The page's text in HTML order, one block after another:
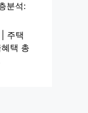
분석:
주택
택 총